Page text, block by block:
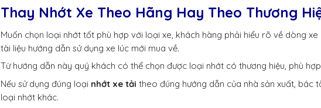
Thay Nhớt Xe Theo Hãng Hay Theo Thương
Muốn chọn loại nhớt tốt phù hợp với loại xe, khách hàng phải hiểu rõ về dòng
tài liệu hướng dẫn sử dụng xe lúc mới mua về.
Từ hướng dẫn này quý khách có thể chọn được loại nhớt có thương hiệu, phù
Nếu sử dụng đúng loại nhớt xe tải theo đúng hướng dẫn của nhà sản xuất, bác
loại nhớt khác.